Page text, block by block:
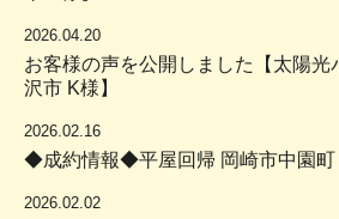
2026.04.20
お客様の声を公開しました【太陽光
沢市 K様】
2026.02.16
◆成約情報◆平屋回帰 岡崎市中園町
2026.02.02